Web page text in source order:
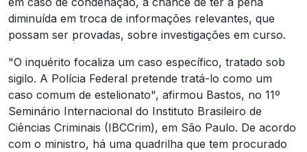
diminuída em troca de informações relevantes, que
possam ser provadas, sobre investigações em curso.
"O inquérito focaliza um caso específico, tratado sob
sigilo. A Polícia Federal pretende tratá-lo como um
caso comum de estelionato", afirmou Bastos, no 11º
Seminário Internacional do Instituto Brasileiro de
Ciências Criminais (IBCCrim), em São Paulo. De acordo
com o ministro, há uma quadrilha que tem procurado